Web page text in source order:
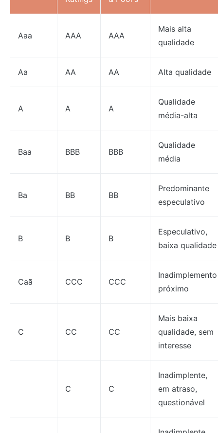
Aaa AAA AAA
Mais alta
qualidade
Aa AA AA Alta qualidade
A A A
Qualidade
média-alta
Baa BBB BBB
Qualidade
média
Ba BB BB
Predominante
especulativo
B B B
Especulativo,
baixa qualidade
Caã CCC CCC
Inadimplemento
próximo
C CC CC
Mais baixa
qualidade, sem
interesse
C C
Inadimplente,
em atraso,
questionável